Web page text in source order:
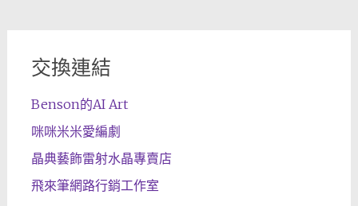
交換連結
Benson的AI Art
咪咪米米愛編劇
晶典藝飾雷射水晶專賣店
飛來筆網路行銷工作室